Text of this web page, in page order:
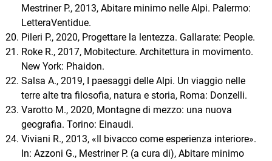
Mestriner P., 2013, Abitare minimo nelle Alpi. Palermo:
LetteraVentidue.
Pileri P., 2020, Progettare la lentezza. Gallarate: People.
Roke R., 2017, Mobitecture. Architettura in movimento.
New York: Phaidon.
Salsa A., 2019, I paesaggi delle Alpi. Un viaggio nelle
terre alte tra filosofia, natura e storia, Roma: Donzelli.
Varotto M., 2020, Montagne di mezzo: una nuova
geografia. Torino: Einaudi.
Viviani R., 2013, «Il bivacco come esperienza interiore».
In: Azzoni G., Mestriner P. (a cura di), Abitare minimo